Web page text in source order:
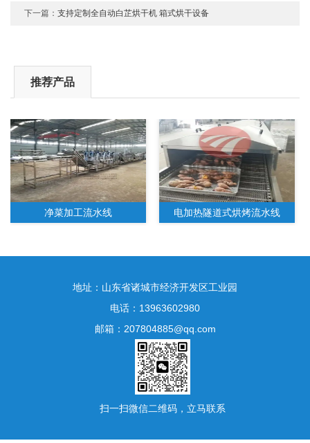
下一篇：支持定制全自动白芷烘干机 箱式烘干设备
推荐产品
净菜加工流水线 电加热隧道式烘烤流水线
水果净菜加工生产线
地址：山东省诸城市经济开发区工业园
电话：13963602980
邮箱：207804885@qq.com
扫一扫微信二维码，立马联系